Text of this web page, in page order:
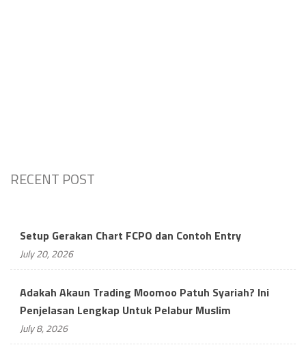
RECENT POST
Setup Gerakan Chart FCPO dan Contoh Entry
July 20, 2026
Adakah Akaun Trading Moomoo Patuh Syariah? Ini
Penjelasan Lengkap Untuk Pelabur Muslim
July 8, 2026